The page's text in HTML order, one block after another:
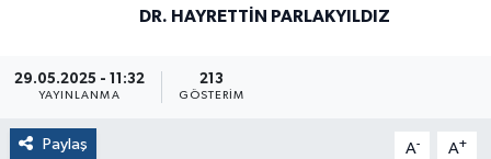
DR. HAYRETTIN PARLAKYILDIZ
29.05.2025 - 11:32
YAYINLANMA
213
GÖSTERIM
Paylaş A- A+
Kültür ve Sanat
Son Dakika Haberleri